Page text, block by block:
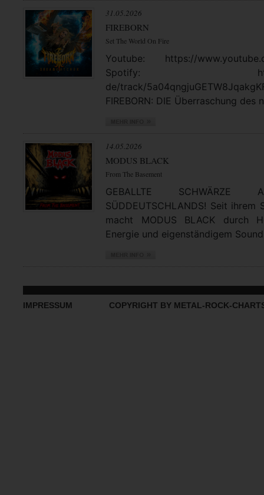
31.05.2026
FIREBORN
Set The World On Fire
Youtube: https://
Spotify: https://
de/track/
FIREBORN: DIE Überraschung des
14.05.2026
MODUS BLACK
From The Basement
GEBALLTE
SÜDDEUTSCHLANDS! Seit
macht MODUS BLACK durch
Energie und eigenständigem
IMPRESSUM COPYRIGHT BY METAL-ROCK-